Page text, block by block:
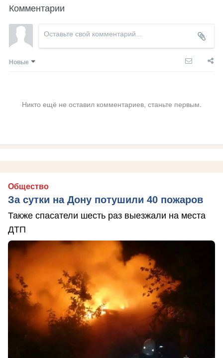
Комментарии
Новые
Никто ещё не оставил комментариев, станьте первым.
Общество
За сутки на Дону потушили 40 пожаров
Также спасатели шесть раз выезжали на места
ДТП